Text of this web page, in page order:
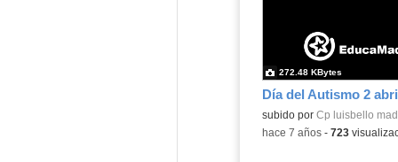
subido por Cp luisbello
272.48 KBytes
-hace 7 años- 723